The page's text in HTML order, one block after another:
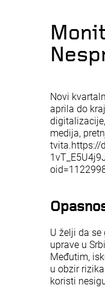
Novi
aprila do
medija,
tvita.https://
U želji da
uprave u
Međutim,
u obzir
koristi